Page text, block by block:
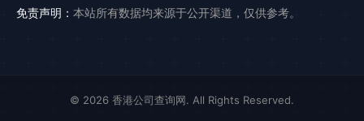
免责声明： 本站所有数据均来源于公开渠道，仅供参考。
© 2026 香港公司查询网. All Rights Reserved.